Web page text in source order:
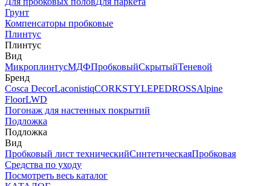
Грунт
Компенсаторы пробковые
Плинтус
Плинтус
Вид
МикроплинтусМДФПробковыйСкрытыйТеневой
Бренд
Cosca DecorLaconistiqCORKSTYLEPEDROSSAlpine
FloorLWD
Погонаж для настенных покрытий
Подложка
Подложка
Вид
Пробковый лист техническийСинтетическаяПробковая
Средства по уходу
Посмотреть весь каталог